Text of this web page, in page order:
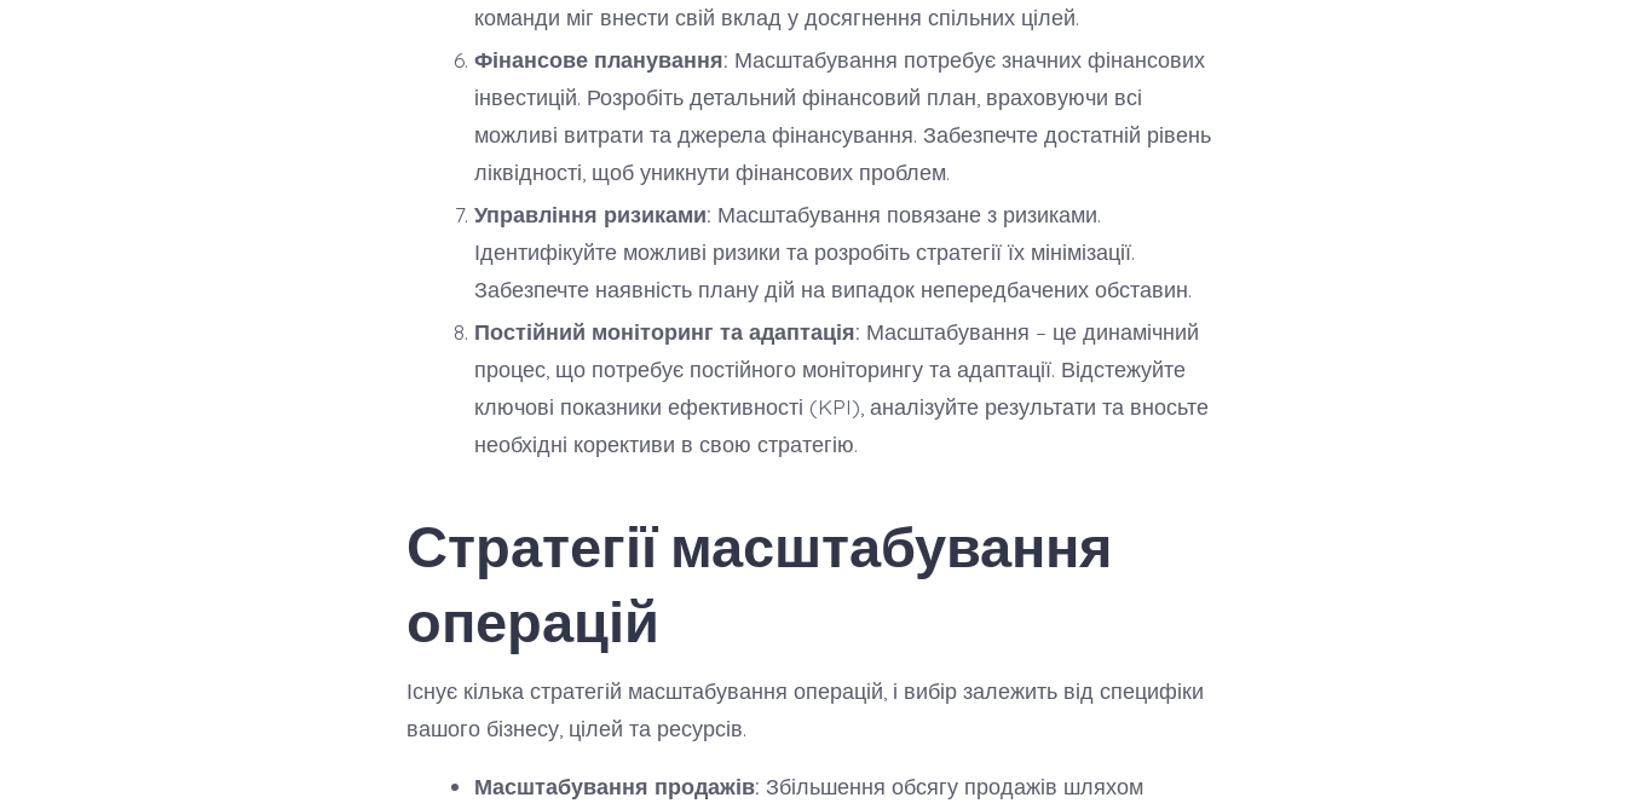
команди міг внести свій вклад у досягнення спільних цілей.
Фінансове планування: Масштабування потребує значних фінансових
інвестицій. Розробіть детальний фінансовий план, враховуючи всі
можливі витрати та джерела фінансування. Забезпечте достатній рівень
ліквідності, щоб уникнути фінансових проблем.
Управління ризиками: Масштабування повязане з ризиками.
Ідентифікуйте можливі ризики та розробіть стратегії їх мінімізації.
Забезпечте наявність плану дій на випадок непередбачених обставин.
Постійний моніторинг та адаптація: Масштабування – це динамічний
процес, що потребує постійного моніторингу та адаптації. Відстежуйте
ключові показники ефективності (KPI), аналізуйте результати та вносьте
необхідні корективи в свою стратегію.
Стратегії масштабування
операцій
Існує кілька стратегій масштабування операцій, і вибір залежить від специфіки
вашого бізнесу, цілей та ресурсів.
Масштабування продажів: Збільшення обсягу продажів шляхом